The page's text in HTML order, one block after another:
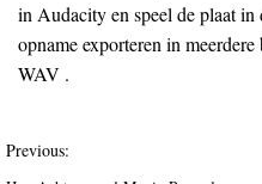
in Audacity en speel de plaat
opname exporteren in
WAV .
Previous: